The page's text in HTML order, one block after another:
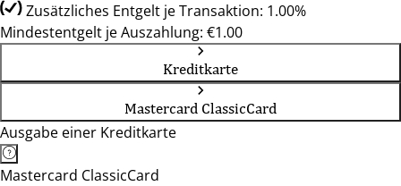
Zusätzliches Entgelt je Transaktion: 1.00%
Mindestentgelt je Auszahlung: €1.00
Kreditkarte
Mastercard ClassicCard
Ausgabe einer Kreditkarte
Mastercard ClassicCard